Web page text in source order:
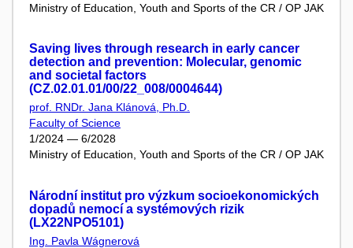
Ministry of Education, Youth and Sports of the CR / OP JAK
Saving lives through research in early cancer
detection and prevention: Molecular, genomic
and societal factors
(CZ.02.01.01/00/22_008/0004644)
prof. RNDr. Jana Klánová, Ph.D.
Faculty of Science
1/2024 — 6/2028
Ministry of Education, Youth and Sports of the CR / OP JAK
Národní institut pro výzkum socioekonomických
dopadů nemocí a systémových rizik
(LX22NPO5101)
Ing. Pavla Wágnerová